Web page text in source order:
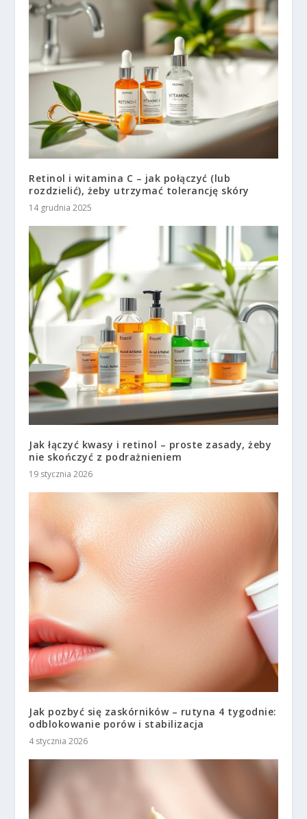
Retinol i witamina C – jak połączyć (lub
rozdzielić), żeby utrzymać tolerancję skóry
14 grudnia 2025
Jak łączyć kwasy i retinol – proste zasady, żeby
nie skończyć z podrażnieniem
19 stycznia 2026
Jak pozbyć się zaskórników – rutyna 4 tygodnie:
odblokowanie porów i stabilizacja
4 stycznia 2026